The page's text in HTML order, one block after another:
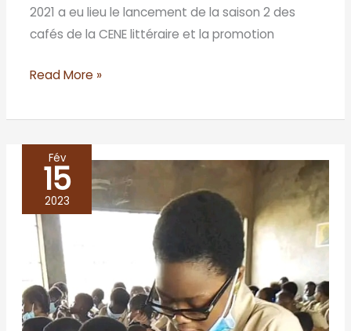
2021 a eu lieu le lancement de la saison 2 des
cafés de la CENE littéraire et la promotion
Read More »
Fév
15
2023
CAFES
DE
LA
CENE
A
PORTO